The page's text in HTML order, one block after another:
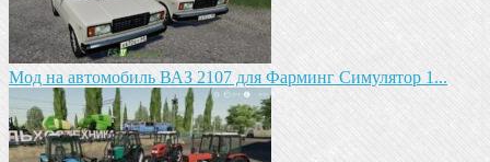
Мод на автомобиль ВАЗ 2107 для Фарминг Симулятор 1...